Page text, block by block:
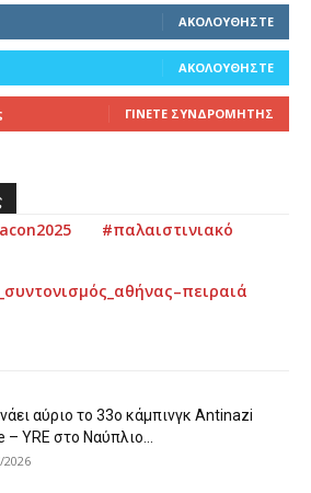
ΑΚΟΛΟΥΘΉΣΤΕ
ΑΚΟΛΟΥΘΉΣΤΕ
ΓΊΝΕΤΕ ΣΥΝΔΡΟΜΗΤΉΣ
#παλαιστινιακό
αύριο το 33ο κάμπινγκ Antinazi
– YRE στο Ναύπλιο...
2026